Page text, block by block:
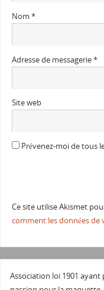
Nom *
Adresse de messagerie*
Site web
Prévenez-moi de tous
Ce site utilise Akismet
comment les données de
Association loi 1901